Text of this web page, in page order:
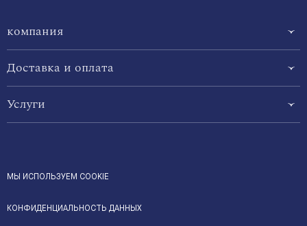
компания
Доставка и оплата
Услуги
МЫ ИСПОЛЬЗУЕМ COOKIE
КОНФИДЕНЦИАЛЬНОСТЬ ДАННЫХ